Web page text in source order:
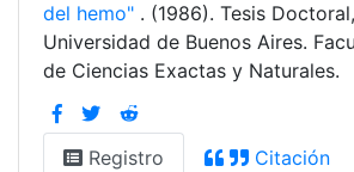
del hemo" . (1986). Tesis Doctoral,
Universidad de Buenos Aires.
de Ciencias Exactas y Naturales.
Registro Citación